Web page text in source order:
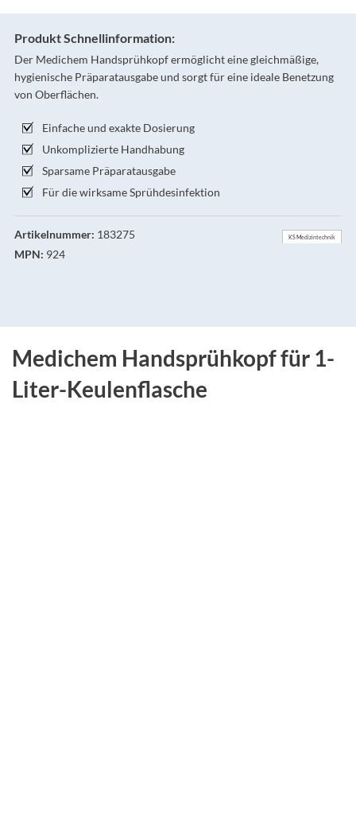
Produkt Schnellinformation:
Der Medichem Handsprühkopf ermöglicht eine gleichmäßige,
hygienische Präparatausgabe und sorgt für eine ideale Benetzung
von Oberflächen.
Einfache und exakte Dosierung
Unkomplizierte Handhabung
Sparsame Präparatausgabe
Für die wirksame Sprühdesinfektion
Artikelnummer: 183275
MPN: 924
KS Medizintechnik
Medichem Handsprühkopf für 1-
Liter-Keulenflasche